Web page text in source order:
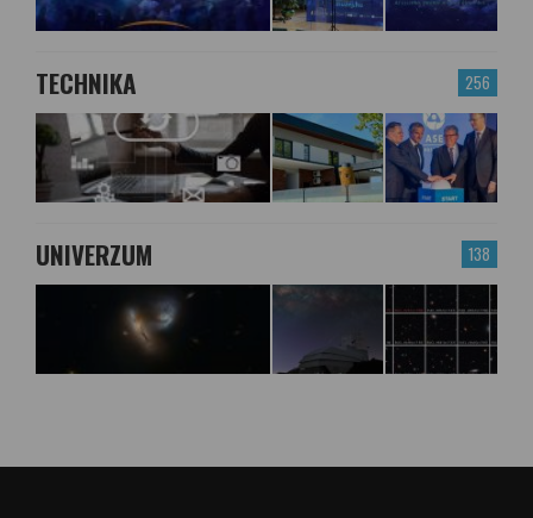
256
TECHNIKA
138
UNIVERZUM